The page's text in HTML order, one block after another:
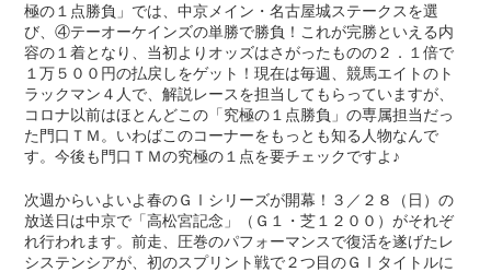
極の１点勝負」では、中京メイン・名古屋城ステークスを選
び、④テーオーケインズの単勝で勝負！これが完勝といえる内
容の１着となり、当初よりオッズはさがったものの２．１倍で
１万５００円の払戻しをゲット！現在は毎週、競馬エイトのト
ラックマン４人で、解説レースを担当してもらっていますが、
コロナ以前はほとんどこの「究極の１点勝負」の専属担当だっ
た門口ＴＭ。いわばこのコーナーをもっとも知る人物なんで
す。今後も門口ＴＭの究極の１点を要チェックですよ♪
次週からいよいよ春のＧⅠシリーズが開幕！３／２８（日）の
放送日は中京で「高松宮記念」（Ｇ１・芝１２００）がそれぞ
れ行われます。前走、圧巻のパフォーマンスで復活を遂げたレ
システンシアが、初のスプリント戦で２つ目のＧⅠタイトルに